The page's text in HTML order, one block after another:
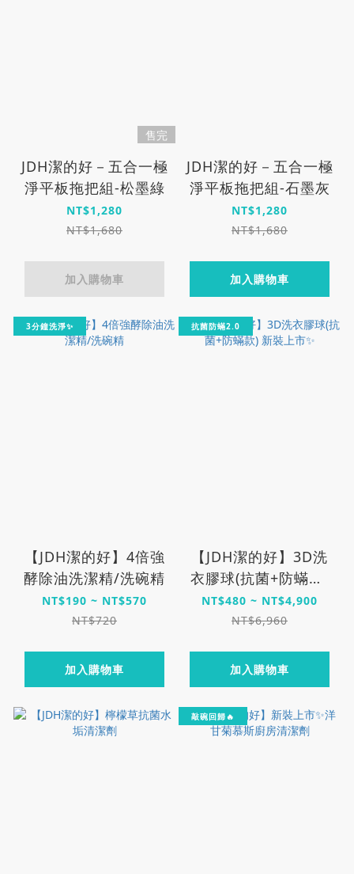
售完
JDH潔的好－五合一極
淨平板拖把組-松墨綠
NT$1,280
NT$1,680
加入購物車
JDH潔的好－五合一極
淨平板拖把組-石墨灰
NT$1,280
NT$1,680
加入購物車
3分鐘洗淨✨
【JDH潔的好】4倍強
酵除油洗潔精/洗碗精
NT$190 ~ NT$570
NT$720
加入購物車
抗菌防蟎2.0
【JDH潔的好】3D洗
衣膠球(抗菌+防蟎款)
新裝上市✨
NT$480 ~ NT$4,900
NT$6,960
加入購物車
敲碗回歸🔥